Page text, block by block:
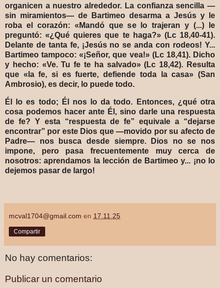
organicen a nuestro alrededor. La confianza sencilla —
sin miramientos— de Bartimeo desarma a Jesús y le
roba el corazón: «Mandó que se lo trajeran y (...) le
preguntó: «¿Qué quieres que te haga?» (Lc 18,40-41).
Delante de tanta fe, ¡Jesús no se anda con rodeos! Y...
Bartimeo tampoco: «¡Señor, que vea!» (Lc 18,41). Dicho
y hecho: «Ve. Tu fe te ha salvado» (Lc 18,42). Resulta
que «la fe, si es fuerte, defiende toda la casa» (San
Ambrosio), es decir, lo puede todo.
Él lo es todo; Él nos lo da todo. Entonces, ¿qué otra
cosa podemos hacer ante Él, sino darle una respuesta
de fe? Y esta “respuesta de fe” equivale a “dejarse
encontrar” por este Dios que —movido por su afecto de
Padre— nos busca desde siempre. Dios no se nos
impone, pero pasa frecuentemente muy cerca de
nosotros: aprendamos la lección de Bartimeo y... ¡no lo
dejemos pasar de largo!
mcval1704@gmail.com en 17.11.25
Compartir
No hay comentarios:
Publicar un comentario